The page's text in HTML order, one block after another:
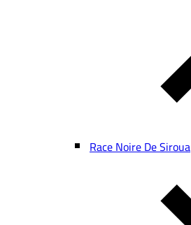
Race Noire De Siroua